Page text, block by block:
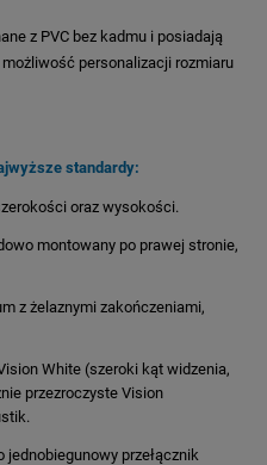
z PVC bez kadmu i posiadają
możliwość personalizacji rozmiaru
standardy:
oraz wysokości.
montowany po prawej stronie,
z żelaznymi zakończeniami,
White (szeroki kąt widzenia,
przezroczyste Vision
.
jednobiegunowy przełącznik